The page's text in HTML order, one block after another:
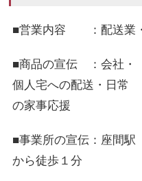
■営業内容 ：配送業
■商品の宣伝 ：会社・
個人宅への配送・日常
の家事応援
■事業所の宣伝：座間駅
から徒歩１分